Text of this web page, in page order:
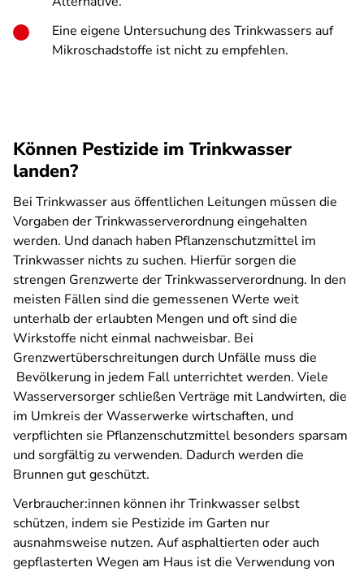
Eine eigene Untersuchung des Trinkwassers auf
Mikroschadstoffe ist nicht zu empfehlen.
Können Pestizide im Trinkwasser
landen?
Bei Trinkwasser aus öffentlichen Leitungen müssen die
Vorgaben der Trinkwasserverordnung eingehalten
werden. Und danach haben Pflanzenschutzmittel im
Trinkwasser nichts zu suchen. Hierfür sorgen die
strengen Grenzwerte der Trinkwasserverordnung. In den
meisten Fällen sind die gemessenen Werte weit
unterhalb der erlaubten Mengen und oft sind die
Wirkstoffe nicht einmal nachweisbar. Bei
Grenzwertüberschreitungen durch Unfälle muss die
Bevölkerung in jedem Fall unterrichtet werden. Viele
Wasserversorger schließen Verträge mit Landwirten, die
im Umkreis der Wasserwerke wirtschaften, und
verpflichten sie Pflanzenschutzmittel besonders sparsam
und sorgfältig zu verwenden. Dadurch werden die
Brunnen gut geschützt.
Verbraucher:innen können ihr Trinkwasser selbst
schützen, indem sie Pestizide im Garten nur
ausnahmsweise nutzen. Auf asphaltierten oder auch
gepflasterten Wegen am Haus ist die Verwendung von